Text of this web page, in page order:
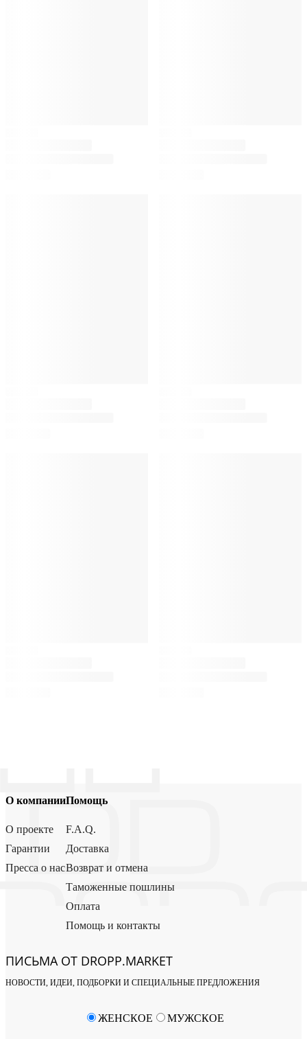
О компании
О проекте
Гарантии
Пресса о нас
Помощь
F.A.Q.
Доставка
Возврат и отмена
Таможенные пошлины
Оплата
Помощь и контакты
ПИСЬМА ОТ DROPP.MARKET
НОВОСТИ, ИДЕИ, ПОДБОРКИ И СПЕЦИАЛЬНЫЕ ПРЕДЛОЖЕНИЯ
ЖЕНСКОЕ МУЖСКОЕ